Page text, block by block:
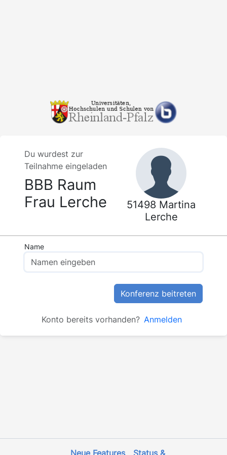
Du wurdest zur
Teilnahme eingeladen
BBB Raum
Frau Lerche
51498 Martina
Lerche
Name
Konferenz beitreten
Konto bereits vorhanden? Anmelden
Neue Features Status &